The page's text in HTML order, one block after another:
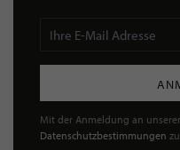
Mit der Anmeldung an
Datenschutzbestimmungen